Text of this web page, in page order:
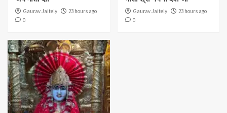
Gaurav Jaitely
23 hours ago
0
Gaurav Jaitely
23 hours ago
0